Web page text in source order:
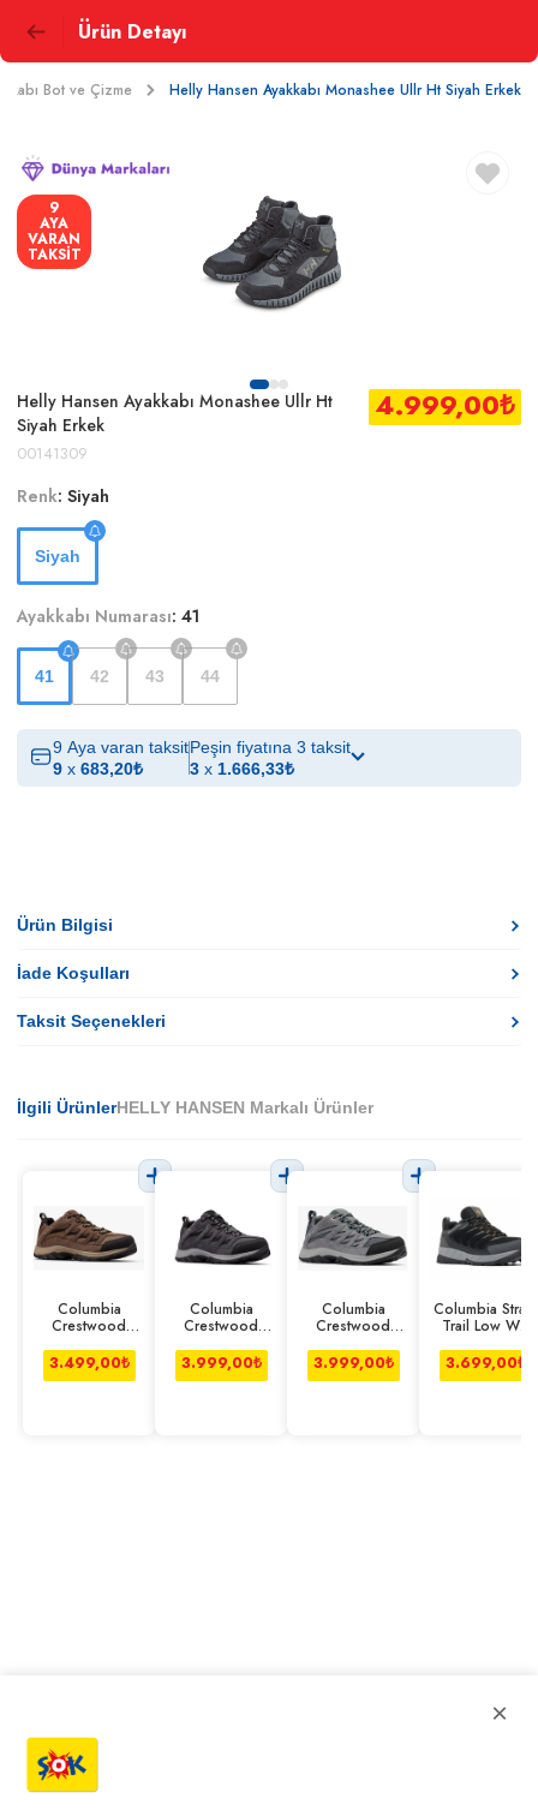
Ürün Detayı
Bot ve Çizme Helly Hansen Ayakkabı Monashee Ullr Ht Siyah Erkek
9
AYA
VARAN
TAKSİT
Helly Hansen Ayakkabı Monashee Ullr Ht
Siyah Erkek
00141309
4.999,00₺
Renk: Siyah
Siyah
Ayakkabı Numarası: 41
41 42 43 44
9 Aya varan taksit
9 x 683,20₺
Peşin fiyatına 3 taksit
3 x 1.666,33₺
Ürün Bilgisi
İade Koşulları
Taksit Seçenekleri
İlgili ÜrünlerHELLY HANSEN Markalı Ürünler
Columbia
Crestwood
Kahverengi
3.499,00₺
Columbia
Crestwood
Gri
3.999,00₺
Columbia
Crestwood
3.999,00₺
Columbia Strata
Trail Low Wp
Siyah
3.699,00₺
×